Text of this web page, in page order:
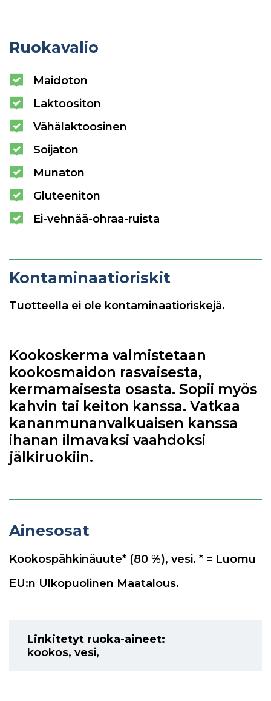
Ruokavalio
Maidoton
Laktoositon
Vähälaktoosinen
Soijaton
Munaton
Gluteeniton
Ei-vehnää-ohraa-ruista
Kontaminaatioriskit
Tuotteella ei ole kontaminaatioriskejä.
Kookoskerma valmistetaan
kookosmaidon rasvaisesta,
kermamaisesta osasta. Sopii myös
kahvin tai keiton kanssa. Vatkaa
kananmunanvalkuaisen kanssa
ihanan ilmavaksi vaahdoksi
jälkiruokiin.
Ainesosat
Kookospähkinäuute* (80 %), vesi. * = Luomu
EU:n Ulkopuolinen Maatalous.
Linkitetyt ruoka-aineet:
kookos, vesi,